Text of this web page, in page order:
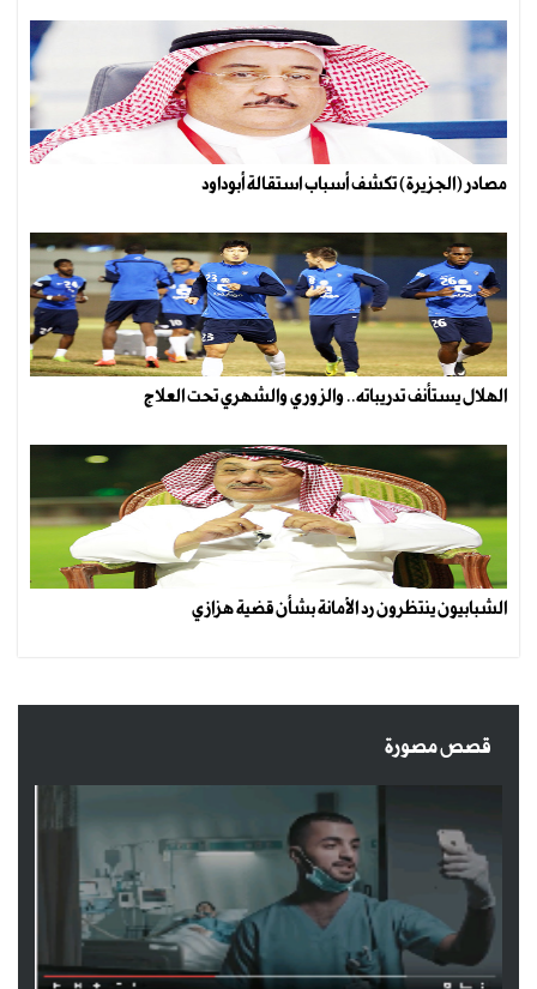
مصادر (الجزيرة) تكشف أسباب استقالة أبوداود
الهلال يستأنف تدريباته.. والزوري والشهري تحت العلاج
الشبابيون ينتظرون رد الأمانة بشأن قضية هزازي
قصص مصورة